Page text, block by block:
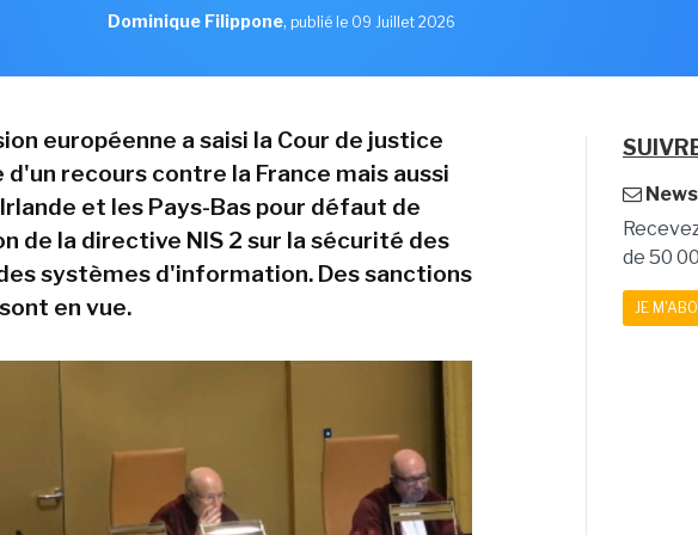
Dominique Filippone, publié le 09 Juillet 2026
européenne a saisi la Cour de justice
d'un recours contre la France mais aussi
et les Pays-Bas pour défaut de
de la directive NIS 2 sur la sécurité des
systèmes d'information. Des sanctions
en vue.
de 50
JE